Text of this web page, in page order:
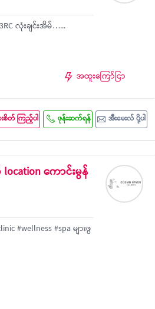
လုံးချင်းအိမ်…...
အထူးကြော်ငြာ
စိတ် ကြည့်ပါ ဖုန်းဆက်ရန် အီးမေးလ် ပို့ပါ
location ကောင်းမွန်
#wellness #spa များဖွ